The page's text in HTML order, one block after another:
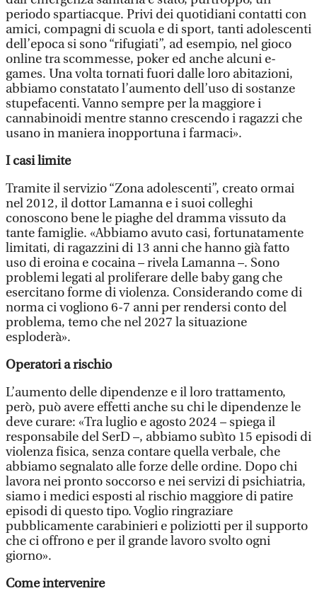
periodo spartiacque. Privi dei quotidiani contatti con
amici, compagni di scuola e di sport, tanti adolescenti
dell’epoca si sono “rifugiati”, ad esempio, nel gioco
online tra scommesse, poker ed anche alcuni e-
games. Una volta tornati fuori dalle loro abitazioni,
abbiamo constatato l’aumento dell’uso di sostanze
stupefacenti. Vanno sempre per la maggiore i
cannabinoidi mentre stanno crescendo i ragazzi che
usano in maniera inopportuna i farmaci».
I casi limite
Tramite il servizio “Zona adolescenti”, creato ormai
nel 2012, il dottor Lamanna e i suoi colleghi
conoscono bene le piaghe del dramma vissuto da
tante famiglie. «Abbiamo avuto casi, fortunatamente
limitati, di ragazzini di 13 anni che hanno già fatto
uso di eroina e cocaina – rivela Lamanna –. Sono
problemi legati al proliferare delle baby gang che
esercitano forme di violenza. Considerando come di
norma ci vogliono 6-7 anni per rendersi conto del
problema, temo che nel 2027 la situazione
esploderà».
Operatori a rischio
L’aumento delle dipendenze e il loro trattamento,
però, può avere effetti anche su chi le dipendenze le
deve curare: «Tra luglio e agosto 2024 – spiega il
responsabile del SerD –, abbiamo subìto 15 episodi di
violenza fisica, senza contare quella verbale, che
abbiamo segnalato alle forze delle ordine. Dopo chi
lavora nei pronto soccorso e nei servizi di psichiatria,
siamo i medici esposti al rischio maggiore di patire
episodi di questo tipo. Voglio ringraziare
pubblicamente carabinieri e poliziotti per il supporto
che ci offrono e per il grande lavoro svolto ogni
giorno».
Come intervenire